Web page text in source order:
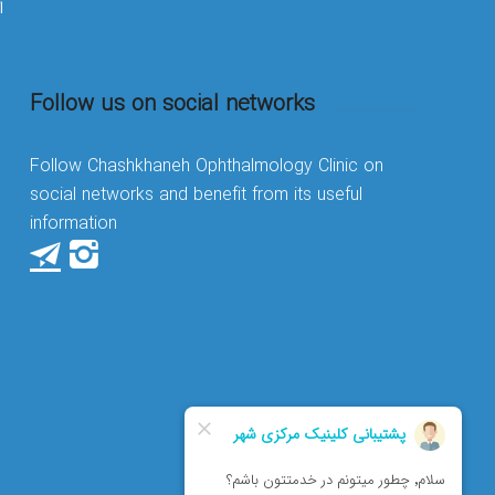
Follow us on social networks
Follow Chashkhaneh Ophthalmology Clinic on
social networks and benefit from its useful
information